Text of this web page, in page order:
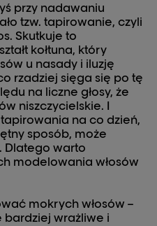
przy nadawaniu
tzw. tapirowanie, czyli
Skutkuje to
kołtuna, który
u nasady i iluzję
rzadziej sięga się po tę
na liczne głosy, że
niszczycielskie. I
na co dzień,
sposób, może
Dlatego warto
modelowania włosów
mokrych włosów –
bardziej wrażliwe i